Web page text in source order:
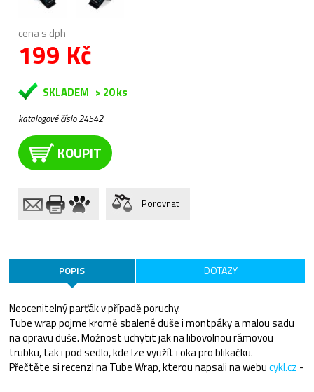
cena s dph
199 Kč
SKLADEM > 20 ks
katalogové číslo 24542
KOUPIT
Porovnat
POPIS DOTAZY
Neocenitelný parťák v případě poruchy.
Tube wrap pojme kromě sbalené duše i montpáky a malou sadu
na opravu duše. Možnost uchytit jak na libovolnou rámovou
trubku, tak i pod sedlo, kde lze využít i oka pro blikačku.
Přečtěte si recenzi na Tube Wrap, kterou napsali na webucykl.cz -